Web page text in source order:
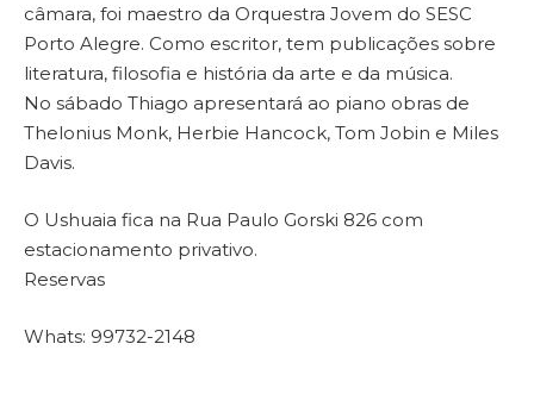
câmara, foi maestro da Orquestra Jovem do SESC
Porto Alegre. Como escritor, tem publicações sobre
literatura, filosofia e história da arte e da música.
No sábado Thiago apresentará ao piano obras de
Thelonius Monk, Herbie Hancock, Tom Jobin e Miles
Davis.
O Ushuaia fica na Rua Paulo Gorski 826 com
estacionamento privativo.
Reservas
Whats: 99732-2148